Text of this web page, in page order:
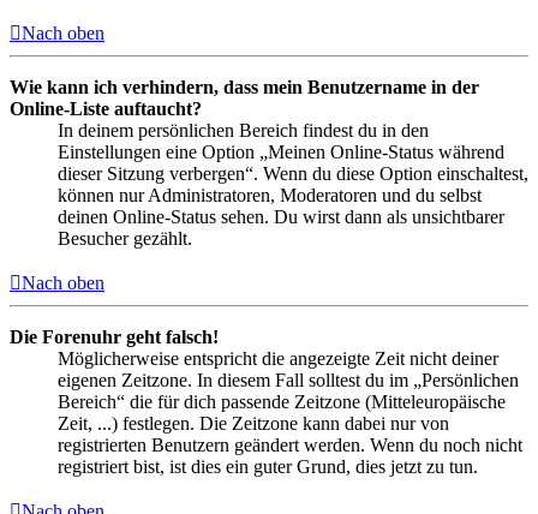
Nach oben
Wie kann ich verhindern, dass mein Benutzername in der
Online-Liste auftaucht?
In deinem persönlichen Bereich findest du in den
Einstellungen eine Option „Meinen Online-Status während
dieser Sitzung verbergen“. Wenn du diese Option einschaltest,
können nur Administratoren, Moderatoren und du selbst
deinen Online-Status sehen. Du wirst dann als unsichtbarer
Besucher gezählt.
Nach oben
Die Forenuhr geht falsch!
Möglicherweise entspricht die angezeigte Zeit nicht deiner
eigenen Zeitzone. In diesem Fall solltest du im „Persönlichen
Bereich“ die für dich passende Zeitzone (Mitteleuropäische
Zeit, ...) festlegen. Die Zeitzone kann dabei nur von
registrierten Benutzern geändert werden. Wenn du noch nicht
registriert bist, ist dies ein guter Grund, dies jetzt zu tun.